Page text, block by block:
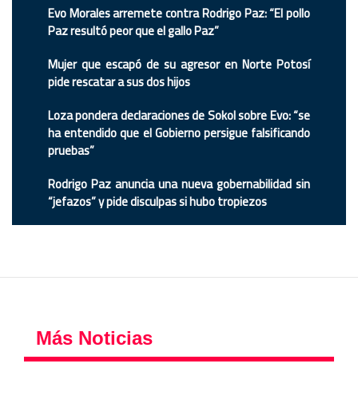
Evo Morales arremete contra Rodrigo Paz: “El pollo
Paz resultó peor que el gallo Paz”
Mujer que escapó de su agresor en Norte Potosí
pide rescatar a sus dos hijos
Loza pondera declaraciones de Sokol sobre Evo: “se
ha entendido que el Gobierno persigue falsificando
pruebas”
Rodrigo Paz anuncia una nueva gobernabilidad sin
“jefazos” y pide disculpas si hubo tropiezos
Más Noticias